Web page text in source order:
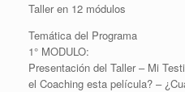
Taller en 12 módulos
Temática del Programa
1° MODULO:
Presentación del Taller – Mi
el Coaching esta película? –